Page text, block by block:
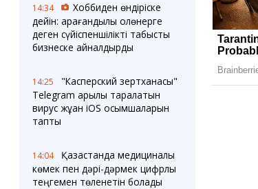
14:34
Хоббиден өндіріске
дейін: қарағандылық қолөнерге
деген сүйіспеншілікті табысты
бизнеске айналдырды
14:25
"Касперский зертханасы"
Telegram арқылы таралатын
вирус жұққан iOS қосымшаларын
тапты
14:04
Қазақстанда медициналық
көмек пен дәрі-дәрмек цифрлық
теңгемен төленетін болады